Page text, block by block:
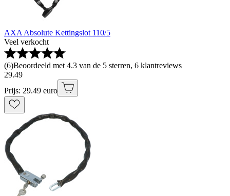
AXA Absolute Kettingslot 110/5
Veel verkocht
(6)Beoordeeld met 4.3 van de 5 sterren, 6 klantreviews
29.49
Prijs: 29.49 euro